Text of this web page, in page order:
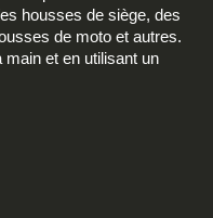
housses de siège, des
de moto et autres.
main et en utilisant un